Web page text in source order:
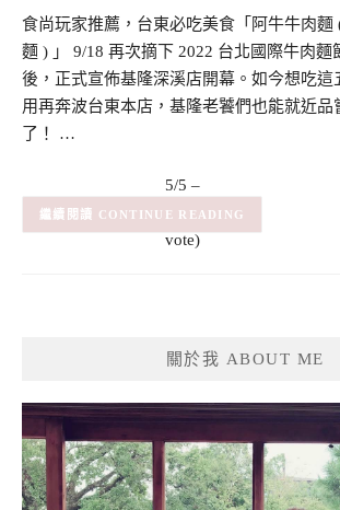
食尚玩家推薦，台東必吃美食「阿牛牛肉麵
麵 ) 」 9/18 再次摘下 2022 台北國際牛肉麵
後，正式宣佈基隆深溪店開幕。如今想吃這
用再奔波台東本店，基隆老饕們也能就近品
了！ …
5/5 –
(1
vote)
(1) CONTINUE READING
關於我 ABOUT ME